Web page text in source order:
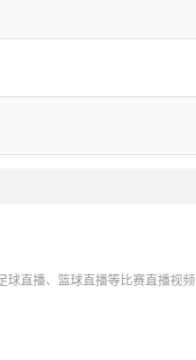
球直播、篮球直播等比赛直播视频